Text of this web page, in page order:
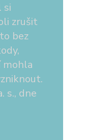
si
zrušit
bez
mohla
s., dne